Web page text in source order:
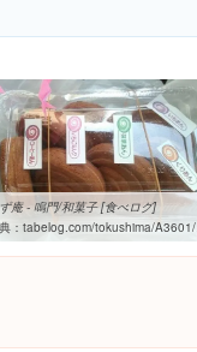
庵 - 鳴門/和菓子 [食べログ]
： tabelog.com/tokushima/A3601/A360102/36003741